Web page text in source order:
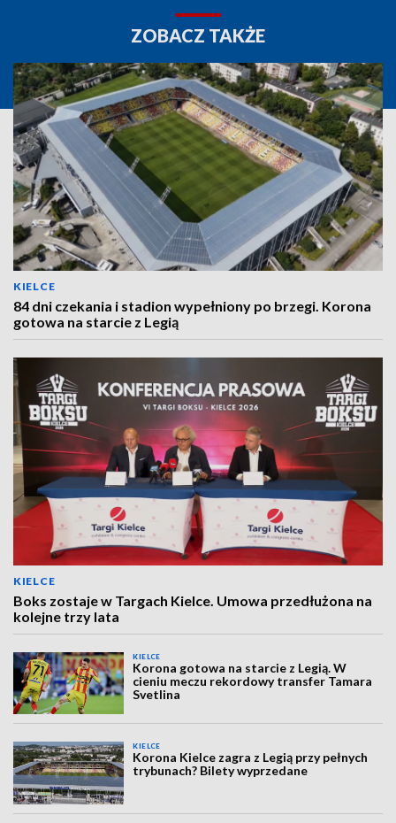
ZOBACZ TAKŻE
KIELCE
84 dni czekania i stadion wypełniony po brzegi. Korona
gotowa na starcie z Legią
KIELCE
Boks zostaje w Targach Kielce. Umowa przedłużona na
kolejne trzy lata
KIELCE
Korona gotowa na starcie z Legią. W
cieniu meczu rekordowy transfer Tamara
Svetlina
KIELCE
Korona Kielce zagra z Legią przy pełnych
trybunach? Bilety wyprzedane